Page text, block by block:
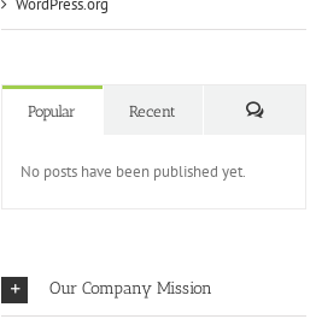
WordPress.org
Popular Recent
No posts have been published yet.
Our Company Mission